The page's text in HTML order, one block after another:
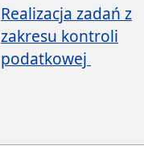
Realizacja zadań z
zakresu kontroli
podatkowej